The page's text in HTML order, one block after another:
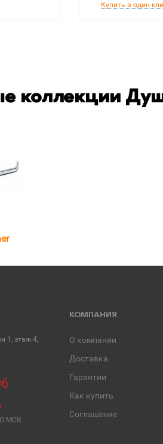
Купить в один
коллекции
1, этаж 4,
МСК
КОМПАНИЯ
О компании
Доставка
Гарантии
Как купить
Соглашение